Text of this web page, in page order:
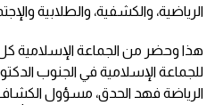
الرياضية، والكشفية، والطلابية
هذا وحضر من الجماعة الإسلامية
للجماعة الإسلامية في الجنوب
الرياضة فهد الحدق، مسؤول